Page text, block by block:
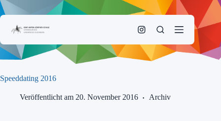
Zum
Inhalt
Speeddating 2016
Veröffentlicht am 20. November 2016 Archiv